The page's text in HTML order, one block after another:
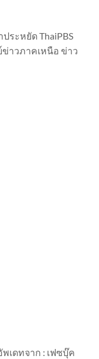
ระหยัด ThaiPBS
ข่าวภาคเหนือ ข่าว
เดทจาก : เฟซบุ๊ค